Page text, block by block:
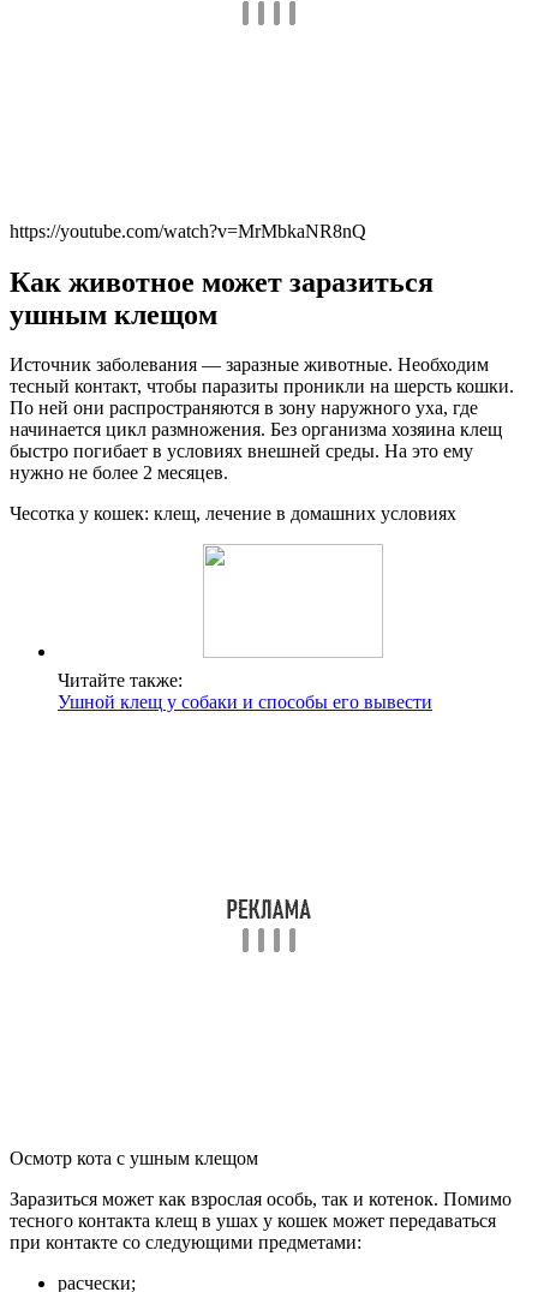
https://youtube.com/watch?v=MrMbkaNR8nQ
Как животное может заразиться
ушным клещом
Источник заболевания — заразные животные. Необходим
тесный контакт, чтобы паразиты проникли на шерсть кошки.
По ней они распространяются в зону наружного уха, где
начинается цикл размножения. Без организма хозяина клещ
быстро погибает в условиях внешней среды. На это ему
нужно не более 2 месяцев.
Чесотка у кошек: клещ, лечение в домашних условиях
Читайте также:
Ушной клещ у собаки и способы его вывести
Осмотр кота с ушным клещом
Заразиться может как взрослая особь, так и котенок. Помимо
тесного контакта клещ в ушах у кошек может передаваться
при контакте со следующими предметами:
расчески;